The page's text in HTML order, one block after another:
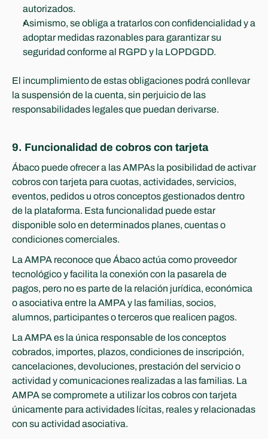
autorizados.
Asimismo, se obliga a tratarlos con confidencialidad y a
adoptar medidas razonables para garantizar su
seguridad conforme al RGPD y la LOPDGDD.
El incumplimiento de estas obligaciones podrá conllevar
la suspensión de la cuenta, sin perjuicio de las
responsabilidades legales que puedan derivarse.
9. Funcionalidad de cobros con tarjeta
Ábaco puede ofrecer a las AMPAs la posibilidad de activar
cobros con tarjeta para cuotas, actividades, servicios,
eventos, pedidos u otros conceptos gestionados dentro
de la plataforma. Esta funcionalidad puede estar
disponible solo en determinados planes, cuentas o
condiciones comerciales.
La AMPA reconoce que Ábaco actúa como proveedor
tecnológico y facilita la conexión con la pasarela de
pagos, pero no es parte de la relación jurídica, económica
o asociativa entre la AMPA y las familias, socios,
alumnos, participantes o terceros que realicen pagos.
La AMPA es la única responsable de los conceptos
cobrados, importes, plazos, condiciones de inscripción,
cancelaciones, devoluciones, prestación del servicio o
actividad y comunicaciones realizadas a las familias. La
AMPA se compromete a utilizar los cobros con tarjeta
únicamente para actividades lícitas, reales y relacionadas
con su actividad asociativa.